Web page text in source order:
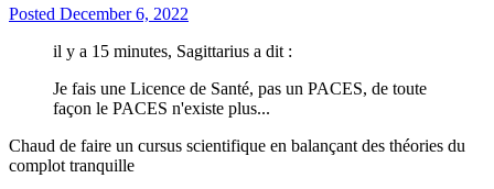
Posted December 6, 2022
il y a 15 minutes, Sagittarius a dit :
Je fais une Licence de Santé, pas un PACES, de toute
façon le PACES n'existe plus...
Chaud de faire un cursus scientifique en balançant des théories du
complot tranquille